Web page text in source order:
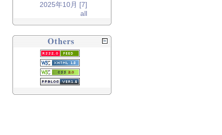
2025年10月 [7]
all
Others